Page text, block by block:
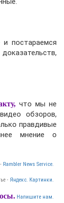
и постараемся
что мы не
обзоров,
правдивые
мнение о
Rambler News Service.
- Яндекс. Картинки.
Напишите нам.